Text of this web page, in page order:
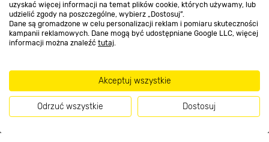
uzyskać więcej informacji na temat plików cookie, których używamy, lub
udzielić zgody na poszczególne, wybierz „Dostosuj”.
Dane są gromadzone w celu personalizacji reklam i pomiaru skuteczności
kampanii reklamowych. Dane mogą być udostępniane Google LLC, więcej
informacji można znaleźć tutaj.
Akceptuj wszystkie
Odrzuć wszystkie Dostosuj
Dołącz do nas
Metody płatności